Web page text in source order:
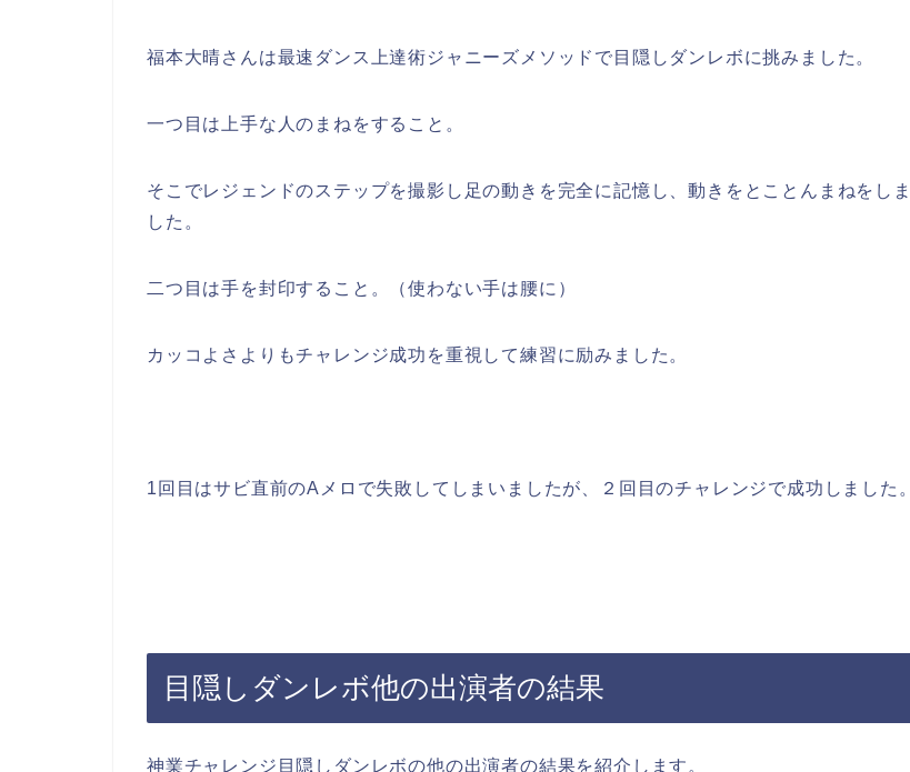
福本大晴さんは最速ダンス上達術ジャニーズメソッドで目隠しダンレボに挑みました。
一つ目は上手な人のまねをすること。
そこでレジェンドのステップを撮影し足の動きを完全に記憶し、動きをとことんまねをしま
した。
二つ目は手を封印すること。（使わない手は腰に）
カッコよさよりもチャレンジ成功を重視して練習に励みました。
1回目はサビ直前のAメロで失敗してしまいましたが、２回目のチャレンジで成功しました。
目隠しダンレボ他の出演者の結果
神業チャレンジ目隠しダンレボの他の出演者の結果を紹介します。